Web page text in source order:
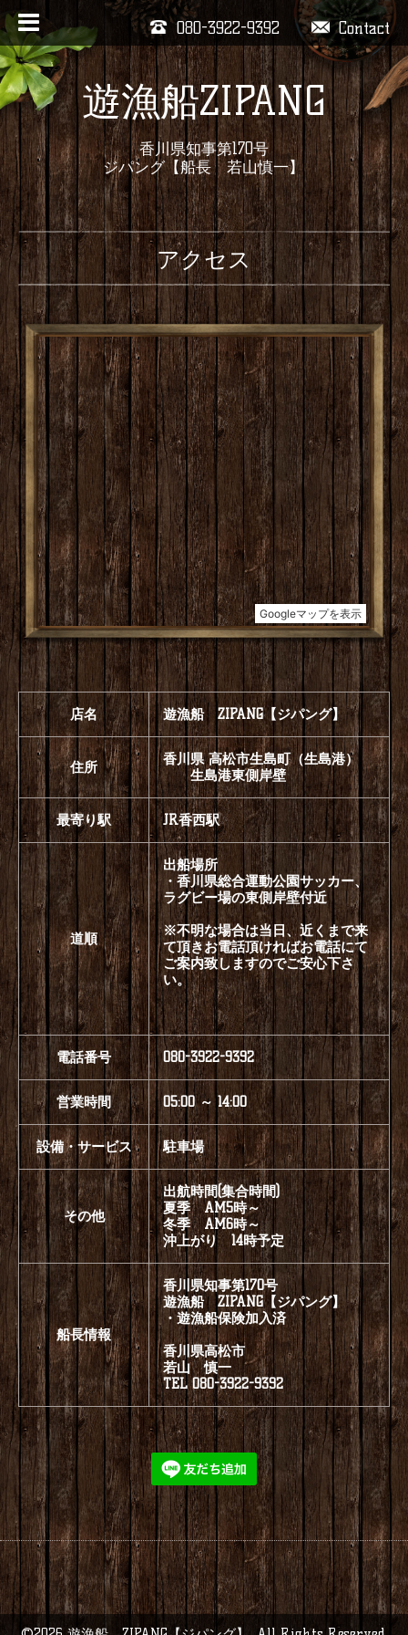
Contact
080-3922-9392
遊漁船ZIPANG
香川県知事第170号
ジパング【船長 若山慎一】
アクセス
店名 遊漁船 ZIPANG【ジパング】
住所
香川県 高松市生島町（生島港）
生島港東側岸壁
最寄り駅 JR香西駅
道順
出船場所
・香川県総合運動公園サッカー、
ラグビー場の東側岸壁付近
※不明な場合は当日、近くまで来
て頂きお電話頂ければお電話にて
ご案内致しますのでご安心下さ
い。
電話番号 080-3922-9392
営業時間 05:00 ～ 14:00
設備・サービス 駐車場
その他
出航時間(集合時間)
夏季 AM5時～
冬季 AM6時～
沖上がり 14時予定
船長情報
香川県知事第170号
遊漁船 ZIPANG【ジパング】
・遊漁船保険加入済
香川県高松市
若山 慎一
TEL 080-3922-9392